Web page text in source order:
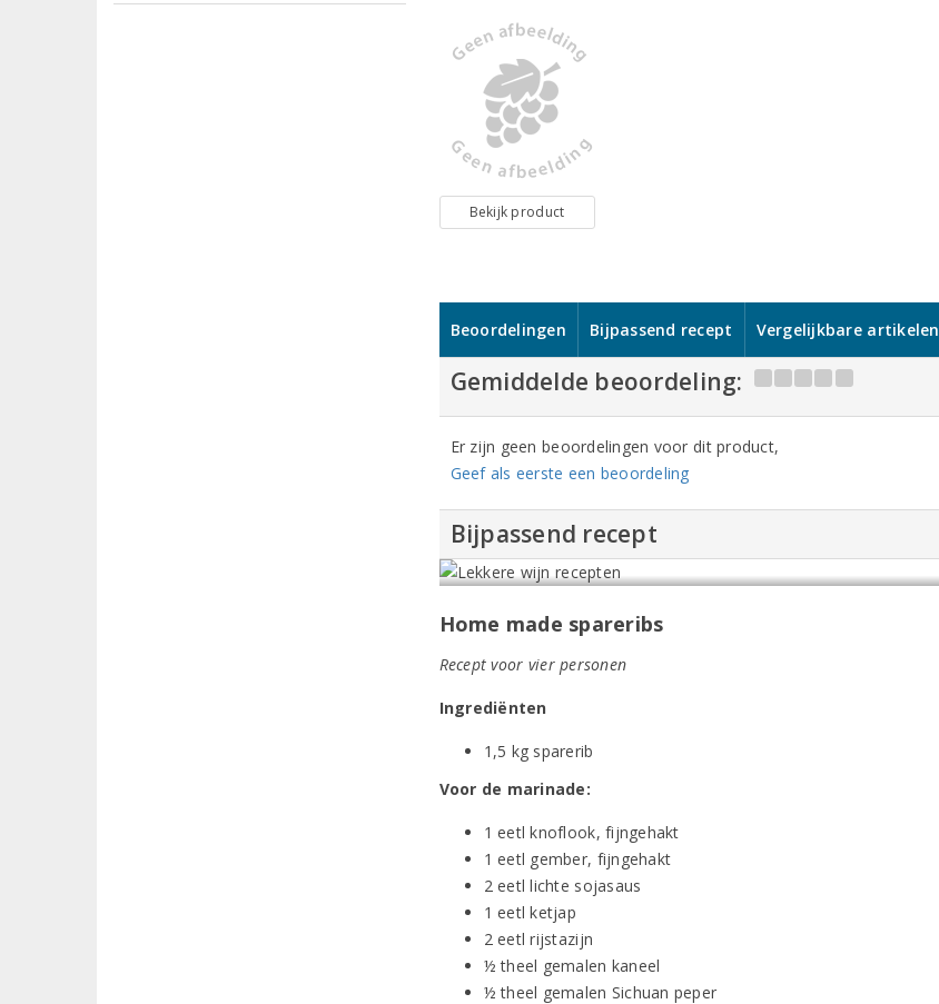
Bekijk product
Beoordelingen Bijpassend recept Vergelijkbare artikelen
Gemiddelde beoordeling:
Er zijn geen beoordelingen voor dit product,
Geef als eerste een beoordeling
Bijpassend recept
Home made spareribs
Recept voor vier personen
Ingrediënten
1,5 kg sparerib
Voor de marinade:
1 eetl knoflook, fijngehakt
1 eetl gember, fijngehakt
2 eetl lichte sojasaus
1 eetl ketjap
2 eetl rijstazijn
½ theel gemalen kaneel
½ theel gemalen Sichuan peper